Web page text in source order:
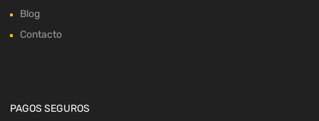
Blog
Contacto
PAGOS SEGUROS